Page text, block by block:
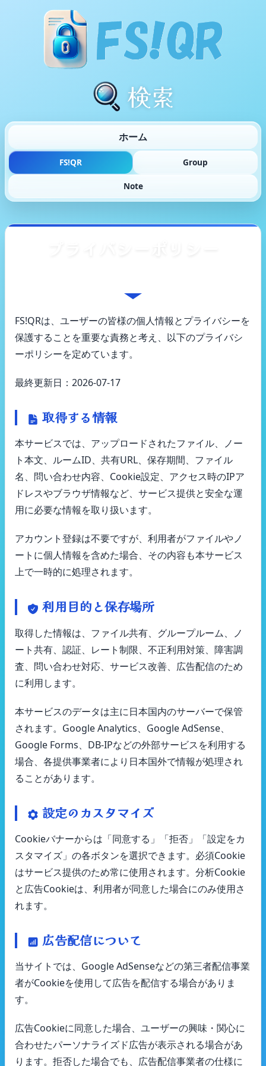
検索
ホーム
FS!QR Group
Note
FS!QRは、ユーザーの皆様の個人情報とプライバシーを
保護することを重要な責務と考え、以下のプライバシ
ーポリシーを定めています。
最終更新日： 2026-07-17
取得する情報
本サービスでは、アップロードされたファイル、ノー
ト本文、ルームID、共有URL、保存期間、ファイル
名、問い合わせ内容、Cookie設定、アクセス時のIPア
ドレスやブラウザ情報など、サービス提供と安全な運
用に必要な情報を取り扱います。
アカウント登録は不要ですが、利用者がファイルやノ
ートに個人情報を含めた場合、その内容も本サービス
上で一時的に処理されます。
利用目的と保存場所
取得した情報は、ファイル共有、グループルーム、ノ
ート共有、認証、レート制限、不正利用対策、障害調
査、問い合わせ対応、サービス改善、広告配信のため
に利用します。
本サービスのデータは主に日本国内のサーバーで保管
されます。Google Analytics、Google AdSense、
Google Forms、DB-IPなどの外部サービスを利用する
場合、各提供事業者により日本国外で情報が処理され
ることがあります。
設定のカスタマイズ
Cookieバナーからは「同意する」「拒否」「設定をカ
スタマイズ」の各ボタンを選択できます。必須Cookie
はサービス提供のため常に使用されます。分析Cookie
と広告Cookieは、利用者が同意した場合にのみ使用さ
れます。
広告配信について
当サイトでは、Google AdSenseなどの第三者配信事業
者がCookieを使用して広告を配信する場合がありま
す。
広告Cookieに同意した場合、ユーザーの興味・関心に
合わせたパーソナライズド広告が表示される場合があ
ります。拒否した場合でも、広告配信事業者の仕様に